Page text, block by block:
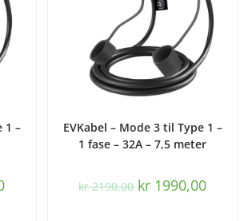
1 –
EVKabel – Mode 3 til Type 1 –
1 fase – 32A – 7,5 meter
kr2190,00 kr 1990,00